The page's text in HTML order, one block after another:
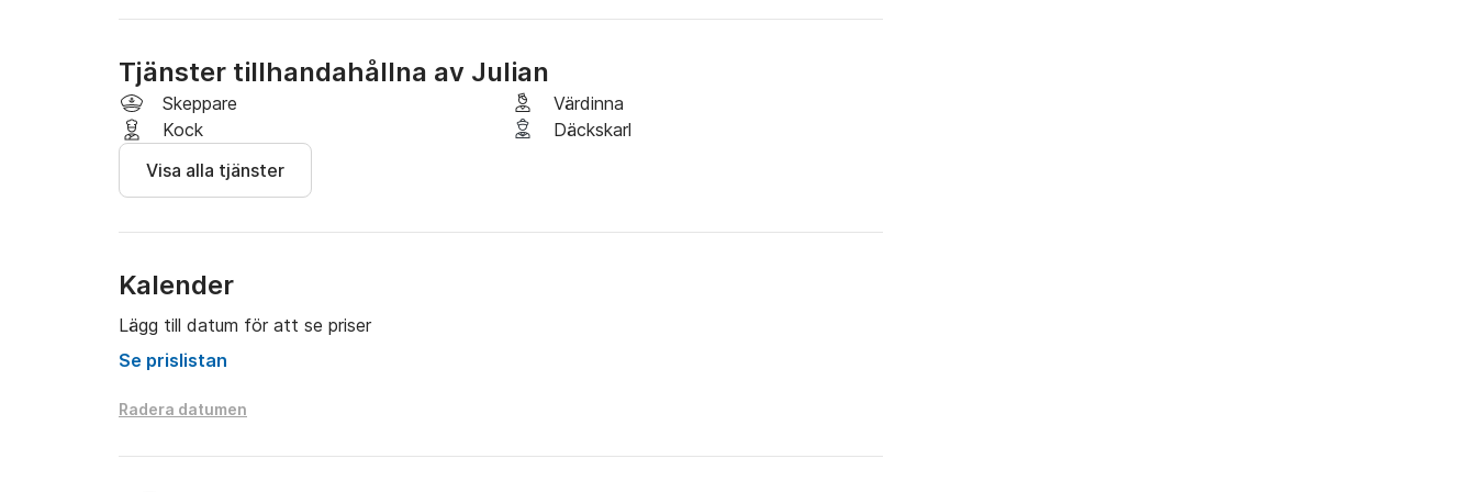
- Snorkelutrustning
30 % APA krävs
*hytterna har plats för 10 vuxna + 2 barn på dubbla pullmans
Tjänster tillhandahållna av Julian
Skeppare
Värdinna
Kock
Däckskarl
Visa alla tjänster
Kalender
Lägg till datum för att se priser
Se prislistan
Radera datumen